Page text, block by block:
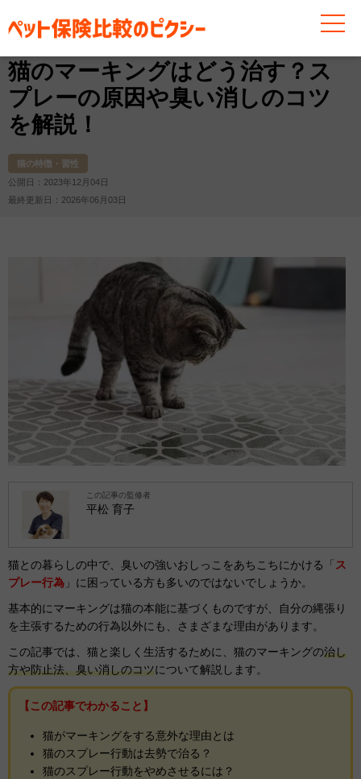
お役立ち情報 猫 猫の特徴・習性 猫のマーキング
猫のマーキングはどう治す？ス
プレーの原因や臭い消しのコツ
を解説！
猫の特徴・習性
公開日：2023年12月04日
最終更新日：2026年06月03日
この記事の監修者
平松 育子
猫との暮らしの中で、臭いの強いおしっこをあちこちにかける「 ス
プレー行為 」に困っている方も多いのではないでしょうか。
基本的にマーキングは猫の本能に基づくものですが、自分の縄張り
を主張するための行為以外にも、さまざまな理由があります。
この記事では、猫と楽しく生活するために、猫のマーキングの治し
方や防止法、臭い消しのコツについて解説します。
【この記事でわかること】
猫がマーキングをする意外な理由とは
猫のスプレー行動は去勢で治る？
猫のスプレー行動をやめさせるには？